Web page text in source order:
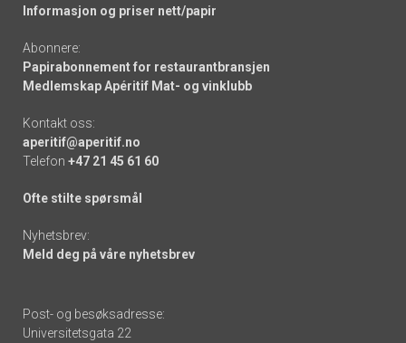
Informasjon og priser nett/papir
Abonnere:
Papirabonnement for restaurantbransjen
Medlemskap Apéritif Mat- og vinklubb
Kontakt oss:
aperitif@aperitif.no
Telefon +47 21 45 61 60
Ofte stilte spørsmål
Nyhetsbrev:
Meld deg på våre nyhetsbrev
Post- og besøksadresse:
Universitetsgata 22